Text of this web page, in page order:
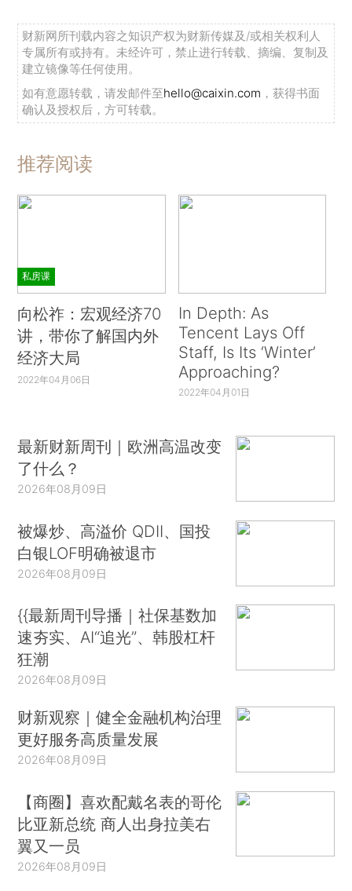
财新网所刊载内容之知识产权为财新传媒及/或相关权利人
专属所有或持有。未经许可，禁止进行转载、摘编、复制及
建立镜像等任何使用。
如有意愿转载，请发邮件至hello@caixin.com ，获得书面
确认及授权后，方可转载。
推荐阅读
私房课
向松祚：宏观经济70
讲，带你了解国内外
经济大局
2022年04月06日
In Depth: As
Tencent Lays Off
Staff, Is Its ‘Winter’
Approaching?
2022年04月01日
最新财新周刊｜欧洲高温改变
了什么？
2026年08月09日
被爆炒、高溢价 QDII、国投
白银LOF明确被退市
2026年08月09日
{{最新周刊导播｜社保基数加
速夯实、AI“追光”、韩股杠杆
狂潮
2026年08月09日
财新观察｜健全金融机构治理
更好服务高质量发展
2026年08月09日
【商圈】喜欢配戴名表的哥伦
比亚新总统 商人出身拉美右
翼又一员
2026年08月09日